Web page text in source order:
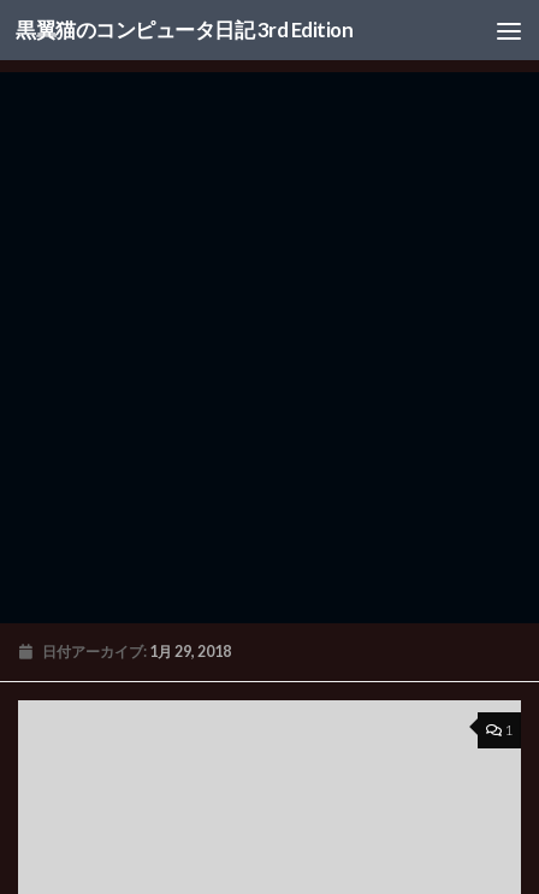
コンテンツへスキップ
黒翼猫のコンピュータ日記 3rd Edition
日付アーカイブ: 1月 29, 2018
1